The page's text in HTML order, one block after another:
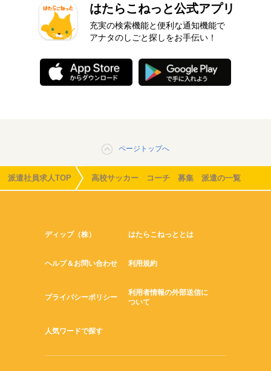
はたらこねっと公式アプリ
充実の検索機能と便利な通知機能で
アナタのしごと探しをお手伝い！
ページトップへ
派遣社員求人TOP 高校サッカー コーチ 募集 派遣の一覧
ディップ（株） はたらこねっととは
ヘルプ＆お問い合わせ 利用規約
プライバシーポリシー
利用者情報の外部送信に
ついて
人気ワードで探す